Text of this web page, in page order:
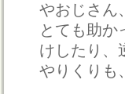
やおじさん
とても助か
けしたり
やりくりも